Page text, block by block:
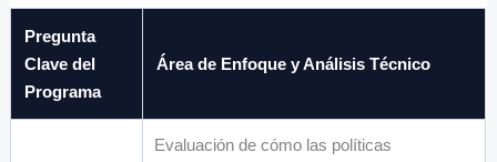
Pregunta
Clave del
Programa
Área de Enfoque y Análisis Técnico
Evaluación de cómo las políticas